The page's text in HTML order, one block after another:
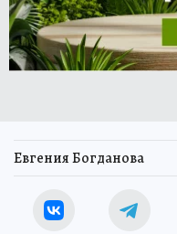
Евгения Богданова